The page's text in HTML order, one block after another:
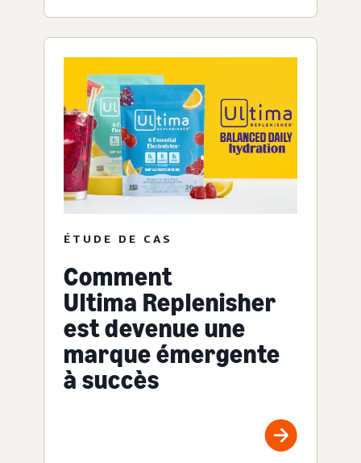
ÉTUDE DE CAS
Comment
Ultima Replenisher
est devenue une
marque émergente
à succès